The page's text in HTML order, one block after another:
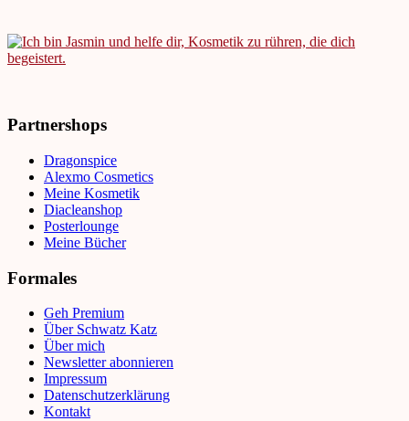
Partnershops
Dragonspice
Alexmo Cosmetics
Meine Kosmetik
Diacleanshop
Posterlounge
Meine Bücher
Formales
Geh Premium
Über Schwatz Katz
Über mich
Newsletter abonnieren
Impressum
Datenschutzerklärung
Kontakt